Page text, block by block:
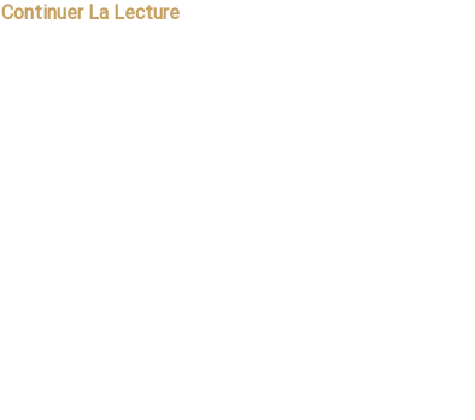
Continuer La Lecture